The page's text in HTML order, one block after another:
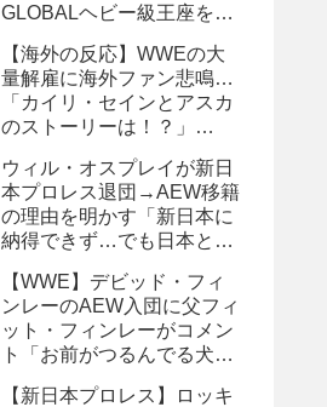
GLOBALヘビー級王座を
挫
【海外の反応】WWEの大
量解雇に海外ファン悲鳴…
「カイリ・セインとアスカ
のストーリーは！？」
の犠牲になった」
ウィル・オスプレイが新日
本プロレス退団→AEW移籍
の理由を明かす「新日本に
納得できず…でも日本との
【WWE】デビッド・フィ
ンレーのAEW入団に父フィ
ット・フィンレーがコメン
ト「お前がつるんでる犬連
【新日本プロレス】ロッキ